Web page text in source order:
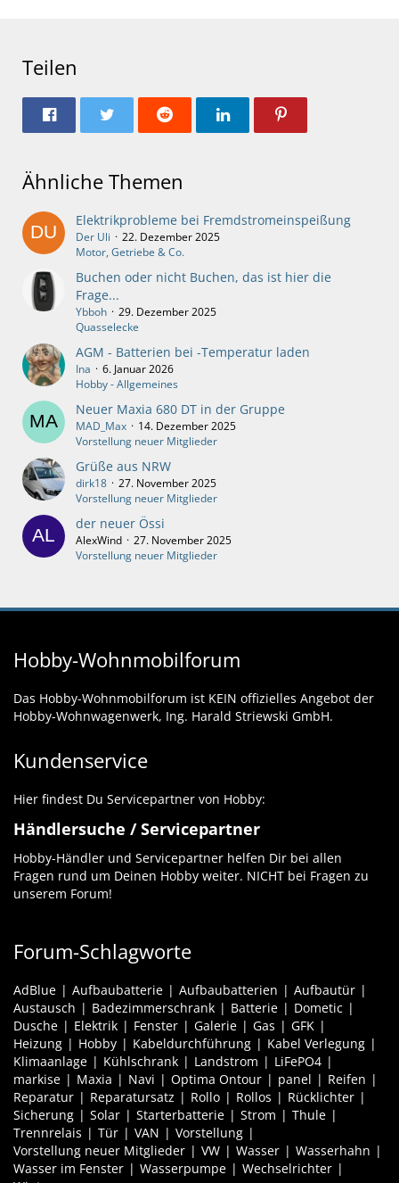
Teilen
Ähnliche Themen
Elektrikprobleme bei Fremdstromeinspeißung
Der Uli
22. Dezember 2025
Motor, Getriebe & Co.
Buchen oder nicht Buchen, das ist hier die
Frage...
Ybboh
29. Dezember 2025
Quasselecke
AGM - Batterien bei -Temperatur laden
Ina
6. Januar 2026
Hobby - Allgemeines
Neuer Maxia 680 DT in der Gruppe
MAD_Max
14. Dezember 2025
Vorstellung neuer Mitglieder
Grüße aus NRW
dirk18
27. November 2025
Vorstellung neuer Mitglieder
der neuer Össi
AlexWind
27. November 2025
Vorstellung neuer Mitglieder
Hobby-Wohnmobilforum
Das Hobby-Wohnmobilforum ist KEIN offizielles Angebot der
Hobby-Wohnwagenwerk, Ing. Harald Striewski GmbH.
Kundenservice
Hier findest Du Servicepartner von Hobby:
Händlersuche / Servicepartner
Hobby-Händler und Servicepartner helfen Dir bei allen
Fragen rund um Deinen Hobby weiter. NICHT bei Fragen zu
unserem Forum!
Forum-Schlagworte
AdBlue Aufbaubatterie Aufbaubatterien
Aufbautür
Austausch
Badezimmerschrank Batterie
Dometic
Dusche
Elektrik Fenster Galerie Gas
GFK
Heizung
Hobby Kabeldurchführung
Kabel Verlegung
Klimaanlage
Kühlschrank Landstrom
LiFePO4
markise
Maxia Navi Optima Ontour panel
Reifen
Reparatur
Reparatursatz Rollo Rollos
Rücklichter
Sicherung
Solar Starterbatterie Strom
Thule
Trennrelais
Tür VAN
Vorstellung
Vorstellung neuer Mitglieder
VW Wasser
Wasserhahn
Wasser im Fenster
Wasserpumpe
Wechselrichter